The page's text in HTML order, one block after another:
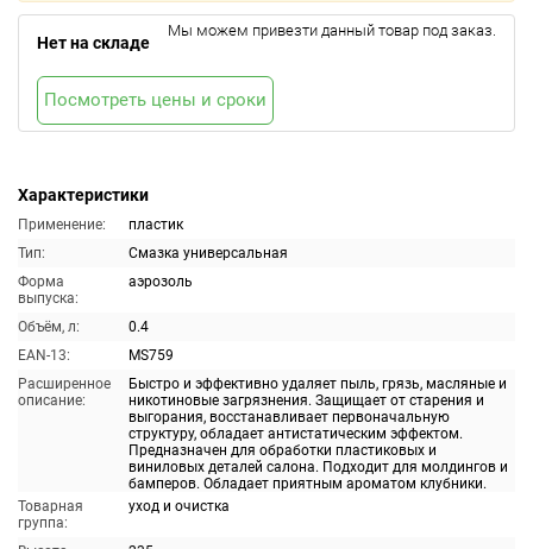
Характеристики
Применение:
пластик
Тип:
Смазка универсальная
Форма
выпуска:
аэрозоль
Объём, л:
0.4
EAN-13:
MS759
Расширенное
описание:
Быстро и эффективно удаляет пыль, грязь, масляные и
никотиновые загрязнения. Защищает от старения и
выгорания, восстанавливает первоначальную
структуру, обладает антистатическим эффектом.
Предназначен для обработки пластиковых и
виниловых деталей салона. Подходит для молдингов и
бамперов. Обладает приятным ароматом клубники.
Товарная
группа:
уход и очистка
Нет на складе
Мы можем привезти данный товар под заказ.
Посмотреть цены и сроки